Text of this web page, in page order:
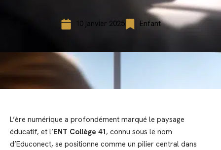
10 janvier 2025 Enfant
L’ère numérique a profondément marqué le paysage
éducatif, et l’ENT Collège 41, connu sous le nom
d’Educonect, se positionne comme un pilier central dans